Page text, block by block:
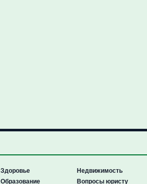
Здоровье
Образование
Недвижимость
Вопросы юристу